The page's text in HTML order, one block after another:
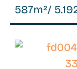
587m²/
WB-